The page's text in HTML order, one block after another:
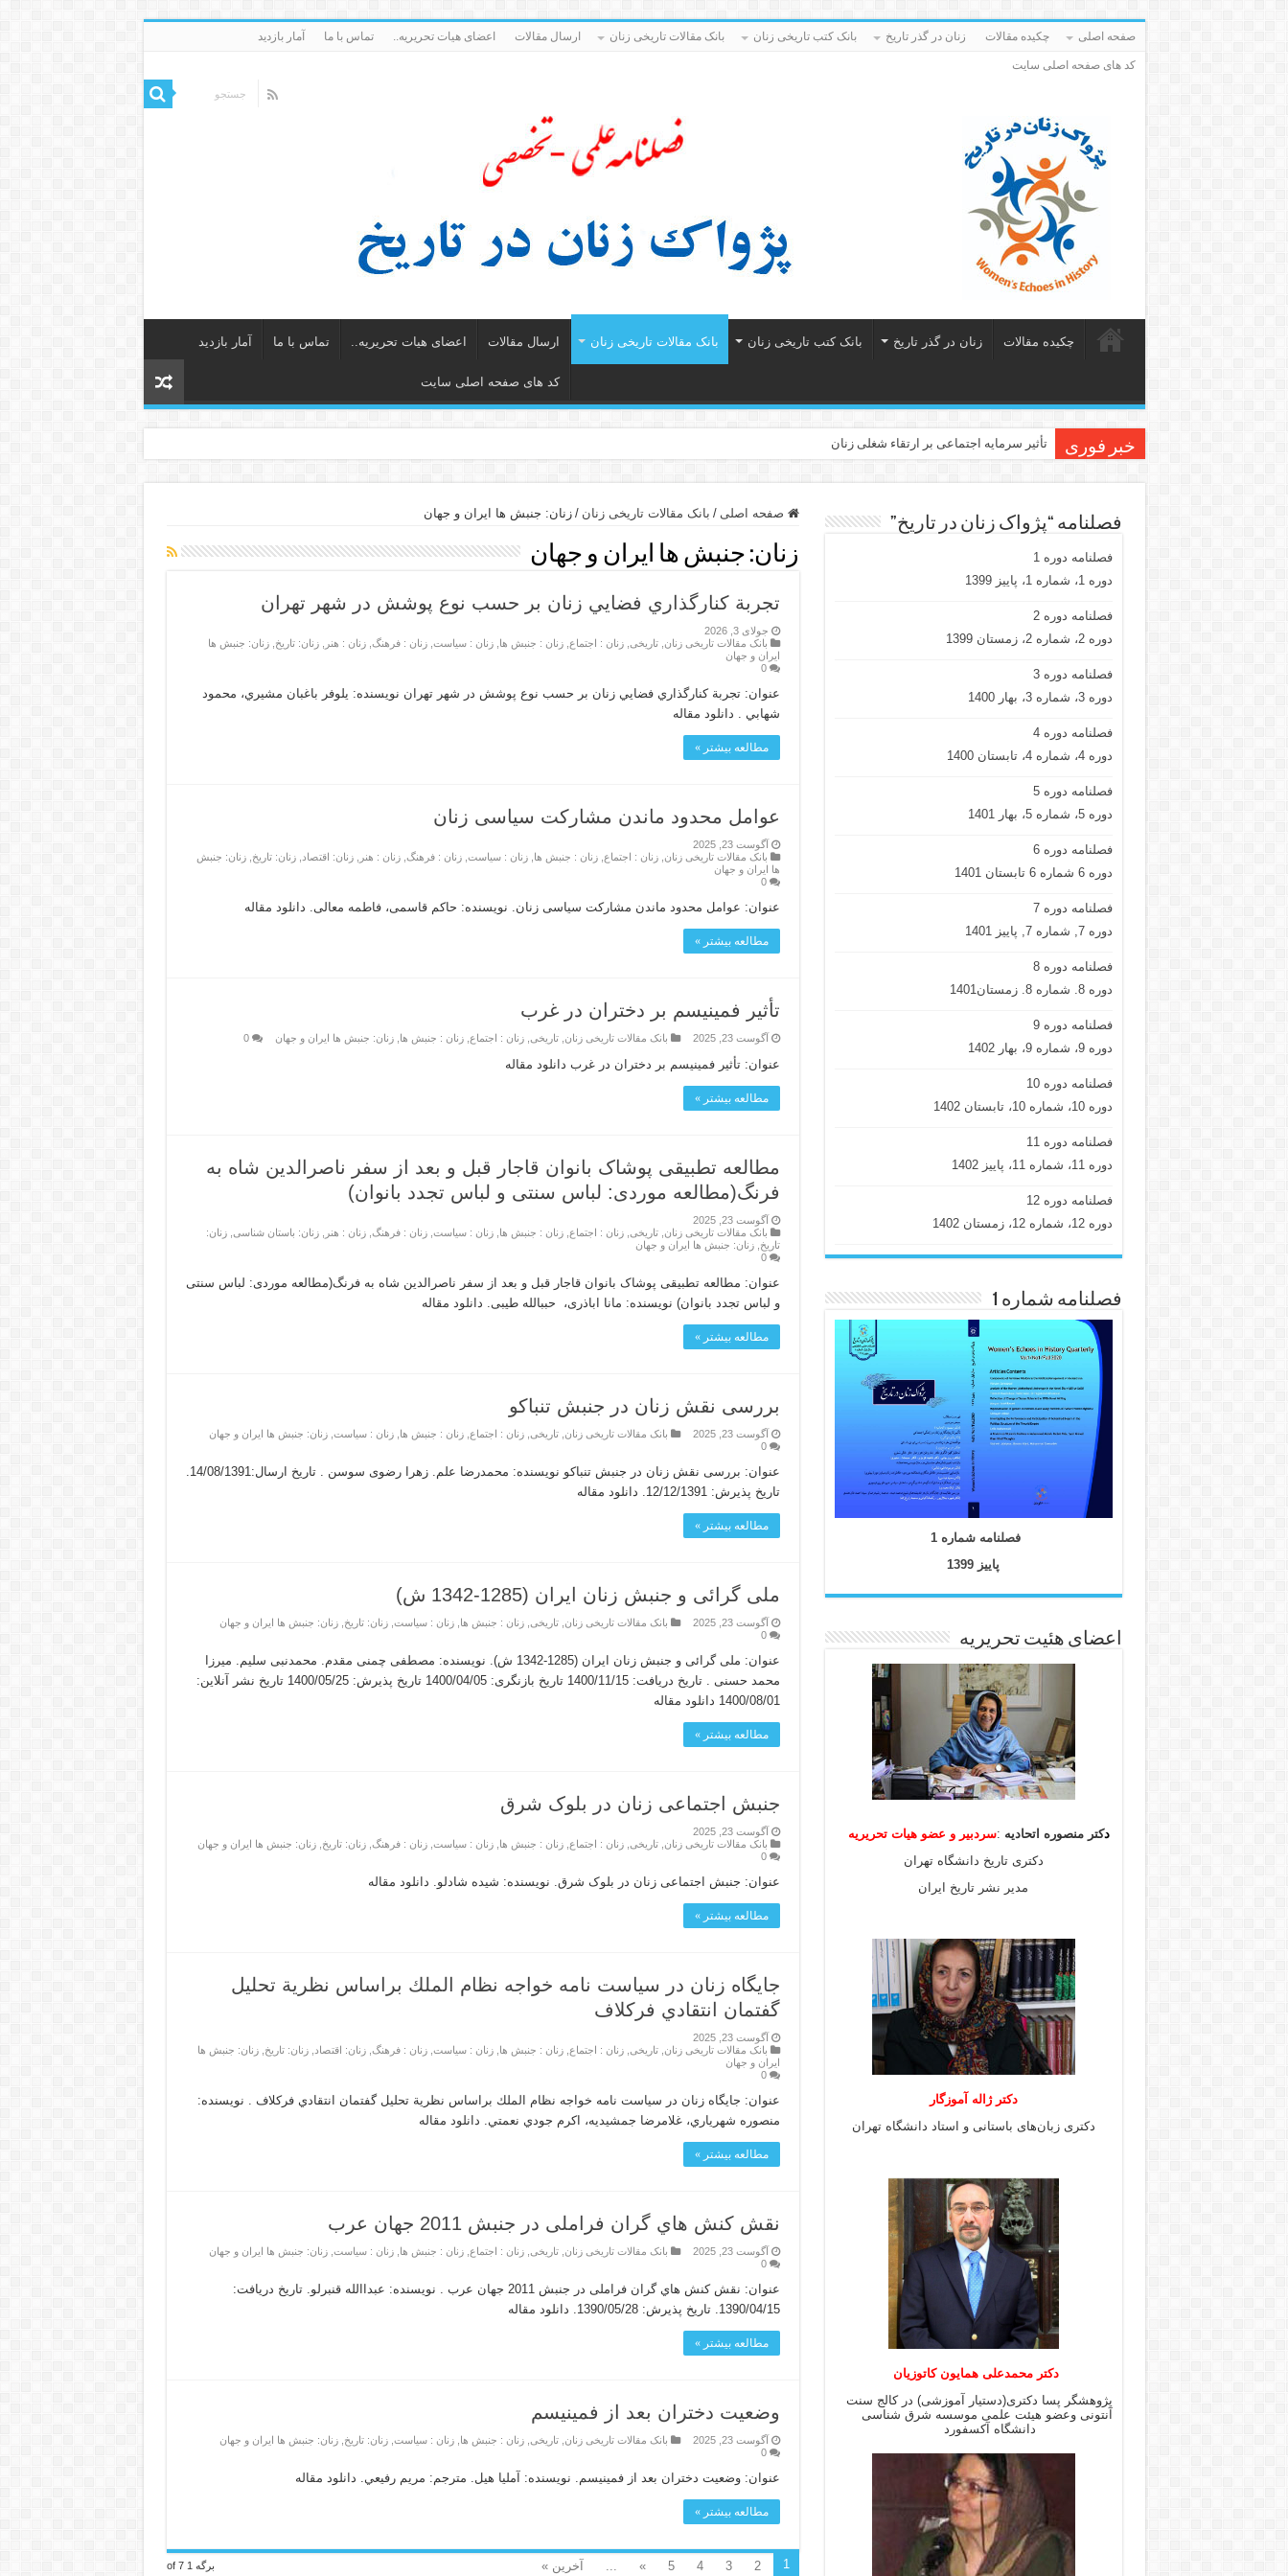
صفحه اصلی چکیده مقالات زنان در گذر تاریخ بانک کتب تاریخی زنان بانک مقالات تاریخی زنان ارسال مقالات اعضای هیات تحریریه.. تماس با ما آمار بازدید
کد های صفحه اصلی سایت
چکیده مقالات زنان در گذر تاریخ بانک کتب تاریخی زنان بانک مقالات تاریخی زنان ارسال مقالات اعضای هیات تحریریه.. تماس با ما آمار بازدید
کد های صفحه اصلی سایت
خبر فوری تأثیر سرمایه اجتماعی بر ارتقاء شغلی زنان
صفحه اصلی / بانک مقالات تاریخی زنان / زنان: جنبش ها ایران و جهان
زنان: جنبش ها ایران و جهان
تجربة كنارگذاري فضايي زنان بر حسب نوع پوشش در شهر تهران
جولای 3, 2026
بانک مقالات تاریخی زنان ,تاریخی ,زنان : اجتماع ,زنان : جنبش ها ,زنان : سیاست ,زنان : فرهنگ ,زنان : هنر ,زنان: تاریخ ,زنان: جنبش ها
ایران و جهان
0
عنوان: تجربة كنارگذاري فضايي زنان بر حسب نوع پوشش در شهر تهران نویسنده: يلوفر باغبان مشيري، محمود
شهابي . دانلود مقاله
مطالعه بیشتر »
عوامل محدود ماندن مشارکت سیاسی زنان
آگوست 23, 2025
بانک مقالات تاریخی زنان ,زنان : اجتماع ,زنان : جنبش ها ,زنان : سیاست ,زنان : فرهنگ ,زنان : هنر ,زنان: اقتصاد ,زنان: تاریخ ,زنان: جنبش
ها ایران و جهان
0
عنوان: عوامل محدود ماندن مشارکت سیاسی زنان. نویسنده: حاکم قاسمی، فاطمه معالی. دانلود مقاله
مطالعه بیشتر »
تأثیر فمینیسم بر دختران در غرب
آگوست 23, 2025 بانک مقالات تاریخی زنان ,تاریخی ,زنان : اجتماع ,زنان : جنبش ها ,زنان: جنبش ها ایران و جهان 0
عنوان: تأثیر فمینیسم بر دختران در غرب دانلود مقاله
مطالعه بیشتر »
مطالعه تطبیقی پوشاک بانوان قاجار قبل و بعد از سفر ناصرالدین شاه به
فرنگ(مطالعه موردی: لباس سنتی و لباس تجدد بانوان)
آگوست 23, 2025
بانک مقالات تاریخی زنان ,تاریخی ,زنان : اجتماع ,زنان : جنبش ها ,زنان : سیاست ,زنان : فرهنگ ,زنان : هنر ,زنان: باستان شناسی ,زنان:
تاریخ ,زنان: جنبش ها ایران و جهان
0
عنوان: مطالعه تطبیقی پوشاک بانوان قاجار قبل و بعد از سفر ناصرالدین شاه به فرنگ(مطالعه موردی: لباس سنتی
و لباس تجدد بانوان) نویسنده: مانا اباذری، حببالله طیبی. دانلود مقاله
مطالعه بیشتر »
بررسی نقش زنان در جنبش تنباکو
آگوست 23, 2025 بانک مقالات تاریخی زنان ,تاریخی ,زنان : اجتماع ,زنان : جنبش ها ,زنان : سیاست ,زنان: جنبش ها ایران و جهان
0
عنوان: بررسی نقش زنان در جنبش تنباکو نویسنده: محمدرضا علم. زهرا رضوی سوسن . تاریخ ارسال:14/08/1391.
تاریخ پذیرش: 12/12/1391. دانلود مقاله
مطالعه بیشتر »
ملی گرائی و جنبش زنان ایران (1285-1342 ش)
آگوست 23, 2025 بانک مقالات تاریخی زنان ,تاریخی ,زنان : جنبش ها ,زنان : سیاست ,زنان: تاریخ ,زنان: جنبش ها ایران و جهان
0
عنوان: ملی گرائی و جنبش زنان ایران (1285-1342 ش). نویسنده: مصطفی چمنی مقدم. محمدنبی سلیم. میرزا
محمد حسنی . تاریخ دریافت: 1400/11/15 تاریخ بازنگری: 1400/04/05 تاریخ پذیرش: 1400/05/25 تاریخ نشر آنلاین:
1400/08/01 دانلود مقاله
مطالعه بیشتر »
جنبش اجتماعی زنان در بلوک شرق
آگوست 23, 2025
بانک مقالات تاریخی زنان ,تاریخی ,زنان : اجتماع ,زنان : جنبش ها ,زنان : سیاست ,زنان : فرهنگ ,زنان: تاریخ ,زنان: جنبش ها ایران و جهان
0
عنوان: جنبش اجتماعی زنان در بلوک شرق. نویسنده: شیده شادلو. دانلود مقاله
مطالعه بیشتر »
جايگاه زنان در سياست نامه خواجه نظام الملك براساس نظرية تحليل
گفتمان انتقادي فركلاف
آگوست 23, 2025
بانک مقالات تاریخی زنان ,تاریخی ,زنان : اجتماع ,زنان : جنبش ها ,زنان : سیاست ,زنان : فرهنگ ,زنان: اقتصاد ,زنان: تاریخ ,زنان: جنبش ها
ایران و جهان
0
عنوان: جايگاه زنان در سياست نامه خواجه نظام الملك براساس نظرية تحليل گفتمان انتقادي فركلاف . نویسنده:
منصوره شهرياري، غلامرضا جمشيديه، اكرم جودي نعمتي. دانلود مقاله
مطالعه بیشتر »
نقش کنش هاي گران فراملی در جنبش 2011 جهان عرب
آگوست 23, 2025 بانک مقالات تاریخی زنان ,تاریخی ,زنان : اجتماع ,زنان : جنبش ها ,زنان : سیاست ,زنان: جنبش ها ایران و جهان
0
عنوان: نقش کنش هاي گران فراملی در جنبش 2011 جهان عرب . نویسنده: عبداالله قنبرلو. تاریخ دریافت:
1390/04/15. تاریخ پذیرش: 1390/05/28. دانلود مقاله
مطالعه بیشتر »
وضعيت دختران بعد از فمينيسم
آگوست 23, 2025 بانک مقالات تاریخی زنان ,تاریخی ,زنان : جنبش ها ,زنان : سیاست ,زنان: تاریخ ,زنان: جنبش ها ایران و جهان
0
عنوان: وضعيت دختران بعد از فمينيسم. نویسنده: آمليا هيل. مترجم: مريم رفيعي. دانلود مقاله
مطالعه بیشتر »
برگه 1 of 7 1
2
3
4
5
»
... آخرین »
فصلنامه “پژواک زنان در تاریخ”
فصلنامه دوره 1
دوره 1، شماره 1، پاییز 1399
فصلنامه دوره 2
دوره 2، شماره 2، زمستان 1399
فصلنامه دوره 3
دوره 3، شماره 3، بهار 1400
فصلنامه دوره 4
دوره 4، شماره 4، تابستان 1400
فصلنامه دوره 5
دوره 5، شماره 5، بهار 1401
فصلنامه دوره 6
دوره 6 شماره 6 تابستان 1401
فصلنامه دوره 7
دوره 7, شماره 7, پاییز 1401
فصلنامه دوره 8
دوره 8. شماره 8. زمستان1401
فصلنامه دوره 9
دوره 9، شماره 9، بهار 1402
فصلنامه دوره 10
دوره 10، شماره 10، تابستان 1402
فصلنامه دوره 11
دوره 11، شماره 11، پاییز 1402
فصلنامه دوره 12
دوره 12، شماره 12، زمستان 1402
فصلنامه شماره 1
فصلنامه شماره 1
پاییز 1399
اعضای هئیت تحریریه
دکتر منصوره اتحادیه :سردبیر و عضو هیات تحریریه
دکتری تاریخ دانشگاه تهران
مدیر نشر تاریخ ایران
دکتر ژاله آموزگار
دکتری زبان‌های باستانی و استاد دانشگاه تهران
دکتر محمدعلی همایون کاتوزیان
پژوهشگر پسا دکتری(دستیار آموزشی) در کالج سنت
آنتونی وعضو هیئت علمی موسسه شرق شناسی
دانشگاه آکسفورد